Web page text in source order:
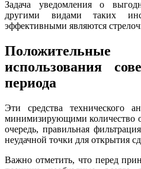
Задача уведомления о
другими видами таких
эффективными являются
использования
периода
Эти средства технического
минимизирующими количество
очередь, правильная
неудачной точки для открытия
Важно отметить, что перед